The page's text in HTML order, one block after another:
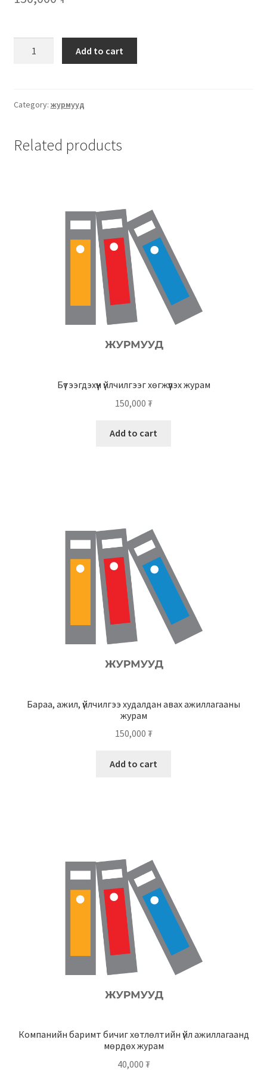
Add to cart
Category: журмууд
Related products
Бүтээгдэхүүн үйлчилгээг хөгжүүлэх журам
150,000 ₮
Add to cart
Бараа, ажил, үйлчилгээ худалдан авах ажиллагааны
журам
150,000 ₮
Add to cart
Компанийн баримт бичиг хөтлөлтийн үйл ажиллагаанд
мөрдөх журам
40,000 ₮